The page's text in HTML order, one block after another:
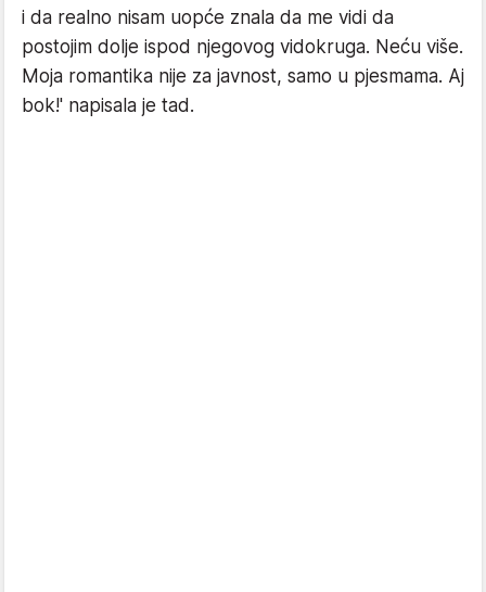
i da realno nisam uopće znala da me vidi da
postojim dolje ispod njegovog vidokruga. Neću više.
Moja romantika nije za javnost, samo u pjesmama. Aj
bok!' napisala je tad.